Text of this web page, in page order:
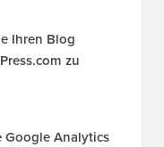
Ihren Blog
zu
Google Analytics